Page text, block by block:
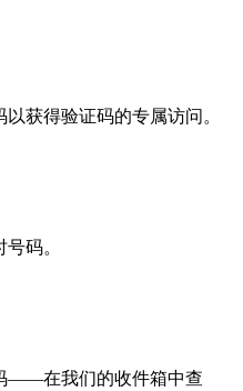
获得验证码的专属访问。
码。
——在我们的收件箱中查